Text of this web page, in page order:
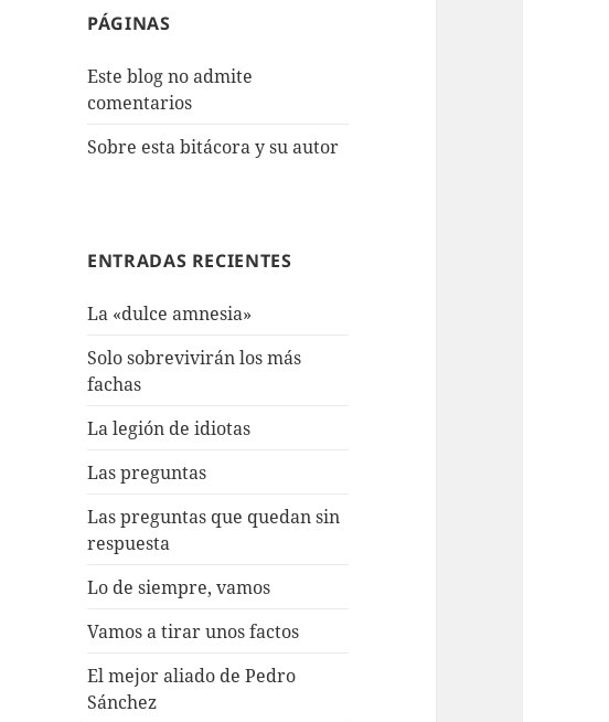
PÁGINAS
Este blog no admite
comentarios
Sobre esta bitácora y su autor
ENTRADAS RECIENTES
La «dulce amnesia»
Solo sobrevivirán los más
fachas
La legión de idiotas
Las preguntas
Las preguntas que quedan sin
respuesta
Lo de siempre, vamos
Vamos a tirar unos factos
El mejor aliado de Pedro
Sánchez